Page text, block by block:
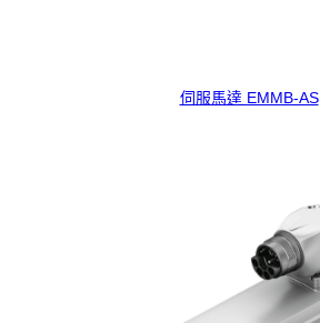
伺服馬達 EMMB-AS